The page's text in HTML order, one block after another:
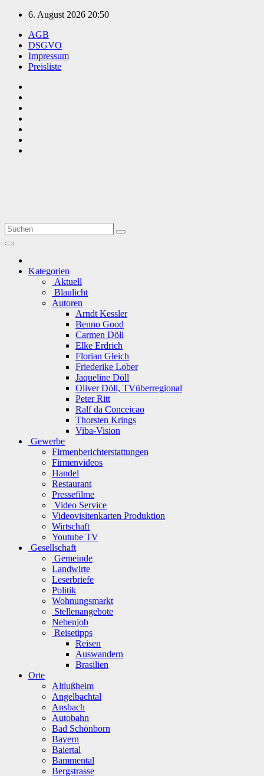
Zum
springen
6. August 2026 20:50
AGB
DSGVO
Impressum
Preisliste
Kategorien
Aktuell
Blaulicht
Autoren
Arndt Kessler
Benno Good
Carmen Döll
Elke Erdrich
Florian Gleich
Friederike Lober
Jaqueline Döll
Oliver Döll, TVüberregional
Peter Ritt
Ralf da Conceicao
Thorsten Krings
Viba-Vision
Gewerbe
Firmenberichterstattungen
Firmenvideos
Handel
Restaurant
Pressefilme
Video Service
Videovisitenkarten Produktion
Wirtschaft
Youtube TV
Gesellschaft
Gemeinde
Landwirte
Leserbriefe
Politik
Wohnungsmarkt
Stellenangebote
Nebenjob
Reisetipps
Reisen
Auswandern
Brasilien
Orte
Altlußheim
Angelbachtal
Ansbach
Autobahn
Bad Schönborn
Bayern
Baiertal
Bammental
Bergstrasse